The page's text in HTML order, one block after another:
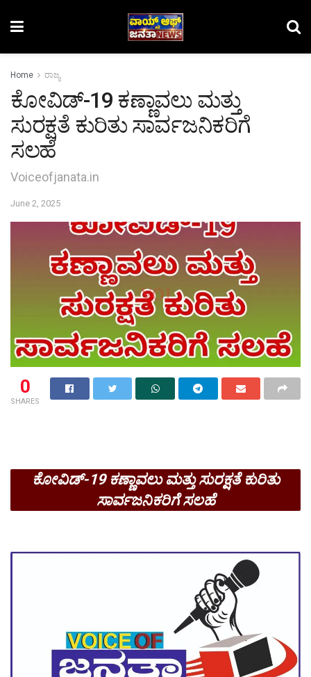
Home ರಾಜ್ಯ
ಕೋವಿಡ್-19 ಕಣ್ಣಾವಲು ಮತ್ತು
ಸುರಕ್ಷತೆ ಕುರಿತು ಸಾರ್ವಜನಿಕರಿಗೆ
ಸಲಹೆ
Voiceofjanata.in
June 2, 2025
0
SHARES
ಕೋವಿಡ್-19 ಕಣ್ಣಾವಲು ಮತ್ತು ಸುರಕ್ಷತೆ ಕುರಿತು
ಸಾರ್ವಜನಿಕರಿಗೆ ಸಲಹೆ